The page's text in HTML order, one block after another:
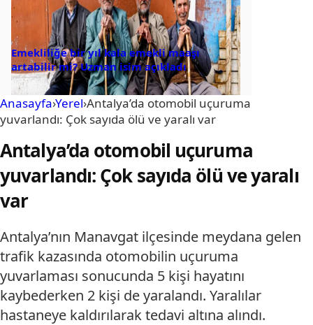
Emekliliğe bir yıl kala emekli maaşı
artabilir mi? Uzman isim açıkladı
Anasayfa›Yerel›Antalya’da otomobil uçuruma
yuvarlandı: Çok sayıda ölü ve yaralı var
Antalya’da otomobil uçuruma
yuvarlandı: Çok sayıda ölü ve yaralı
var
Antalya’nın Manavgat ilçesinde meydana gelen
trafik kazasında otomobilin uçuruma
yuvarlaması sonucunda 5 kişi hayatını
kaybederken 2 kişi de yaralandı. Yaralılar
hastaneye kaldırılarak tedavi altına alındı.